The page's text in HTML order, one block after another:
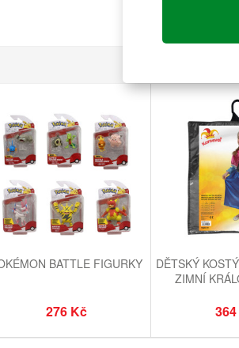
BATTLE FIGURKY
276 Kč
DĚTSKÝ
ZIMNÍ